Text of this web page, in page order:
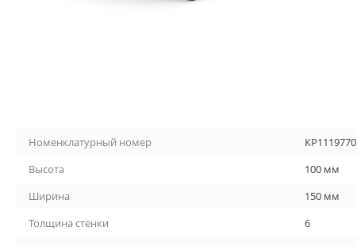
Номенклатурный номер
КР1119770
Высота
100 мм
Ширина
150 мм
Толщина стенки
6